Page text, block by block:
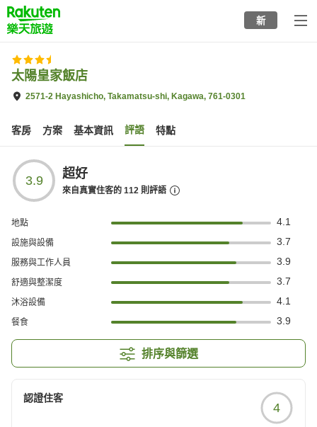
to
top
page
新
太陽皇家飯店
2571-2 Hayashicho, Takamatsu-shi, Kagawa, 761-0301
客房 方案 基本資訊 評語 特點
3.9 超好
來自真實住客的 112 則評語
地點 4.1
設施與設備 3.7
服務與工作人員 3.9
舒適與整潔度 3.7
沐浴設備 4.1
餐食 3.9
排序與篩選
認證住客
4